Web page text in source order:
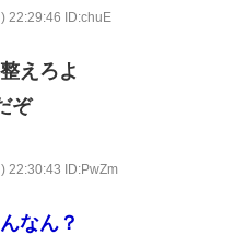
22:29:46 ID:chuE
えろよ
ぞ
22:30:43 ID:PwZm
なん？